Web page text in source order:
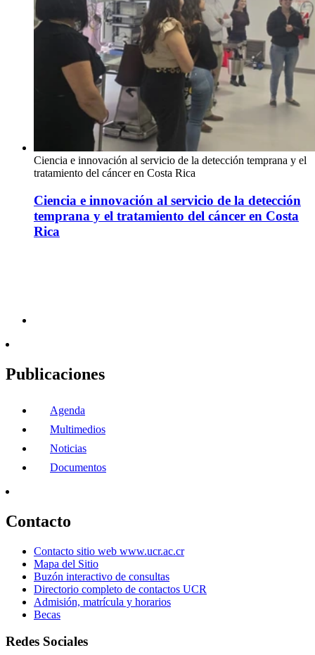
Ciencia e innovación al servicio de la detección temprana y el
tratamiento del cáncer en Costa Rica
Ciencia e innovación al servicio de la detección
temprana y el tratamiento del cáncer en Costa
Rica
Publicaciones
Agenda
Multimedios
Noticias
Documentos
Contacto
Contacto sitio web www.ucr.ac.cr
Mapa del Sitio
Buzón interactivo de consultas
Directorio completo de contactos UCR
Admisión, matrícula y horarios
Becas
Redes Sociales